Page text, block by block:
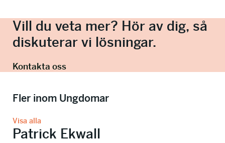
Vill du veta mer? Hör av dig, så
diskuterar vi lösningar.
Kontakta oss
Fler inom Ungdomar
Visa alla
Patrick Ekwall